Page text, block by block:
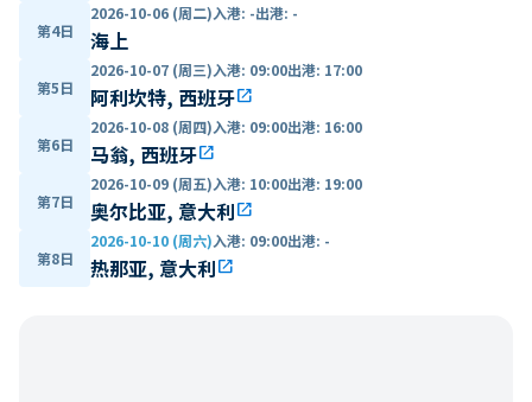
第4日
2026-10-06 (周二)入港: -出港: -
海上
第5日
2026-10-07 (周三)入港: 09:00出港: 17:00
阿利坎特, 西班牙open_in_new
第6日
2026-10-08 (周四)入港: 09:00出港: 16:00
马翁, 西班牙open_in_new
第7日
2026-10-09 (周五)入港: 10:00出港: 19:00
奥尔比亚, 意大利open_in_new
第8日
2026-10-10 (周六)入港: 09:00出港: -
热那亚, 意大利open_in_new